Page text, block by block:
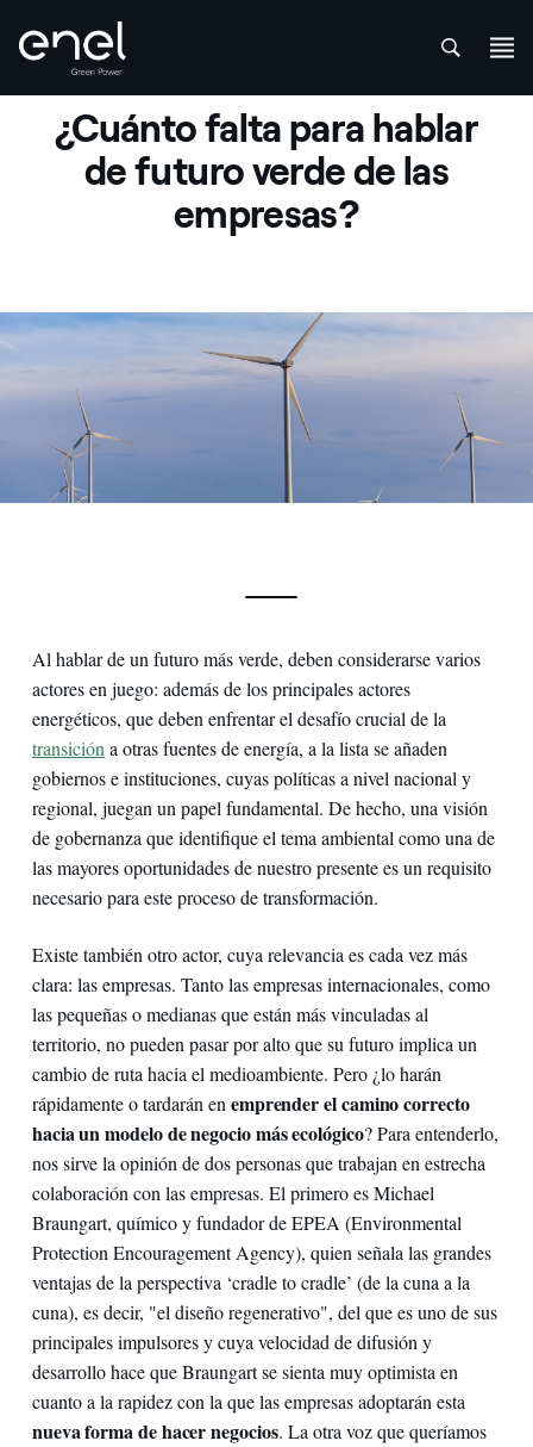
¿Cuánto falta para hablar
de futuro verde de las
empresas?
Al hablar de un futuro más verde, deben considerarse varios
actores en juego: además de los principales actores
energéticos, que deben enfrentar el desafío crucial de la
transición a otras fuentes de energía, a la lista se añaden
gobiernos e instituciones, cuyas políticas a nivel nacional y
regional, juegan un papel fundamental. De hecho, una visión
de gobernanza que identifique el tema ambiental como una de
las mayores oportunidades de nuestro presente es un requisito
necesario para este proceso de transformación.
Existe también otro actor, cuya relevancia es cada vez más
clara: las empresas. Tanto las empresas internacionales, como
las pequeñas o medianas que están más vinculadas al
territorio, no pueden pasar por alto que su futuro implica un
cambio de ruta hacia el medioambiente. Pero ¿lo harán
rápidamente o tardarán en emprender el camino correcto
hacia un modelo de negocio más ecológico? Para entenderlo,
nos sirve la opinión de dos personas que trabajan en estrecha
colaboración con las empresas. El primero es Michael
Braungart, químico y fundador de EPEA (Environmental
Protection Encouragement Agency), quien señala las grandes
ventajas de la perspectiva ‘cradle to cradle’ (de la cuna a la
cuna), es decir, "el diseño regenerativo", del que es uno de sus
principales impulsores y cuya velocidad de difusión y
desarrollo hace que Braungart se sienta muy optimista en
cuanto a la rapidez con la que las empresas adoptarán esta
nueva forma de hacer negocios. La otra voz que queríamos